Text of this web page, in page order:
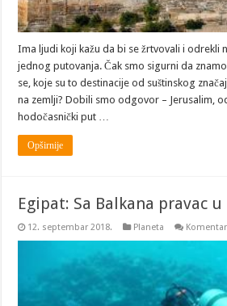
Ima ljudi koji kažu da bi se žrtvovali i odrekli
jednog putovanja. Čak smo sigurni da
se, koje su to destinacije od suštinskog
na zemlji? Dobili smo odgovor – Jerusalim,
hodočasnički put …
Opširnije
Egipat: Sa Balkana pravac
12. septembar 2018. Planeta